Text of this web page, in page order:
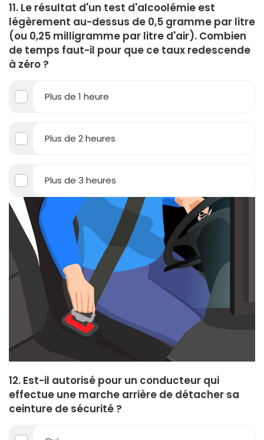
11. Le résultat d'un test d'alcoolémie est
légèrement au-dessus de 0,5 gramme par litre
(ou 0,25 milligramme par litre d'air). Combien
de temps faut-il pour que ce taux redescende
à zéro ?
Plus de 1 heure
Plus de 2 heures
Plus de 3 heures
12. Est-il autorisé pour un conducteur qui
effectue une marche arrière de détacher sa
ceinture de sécurité ?